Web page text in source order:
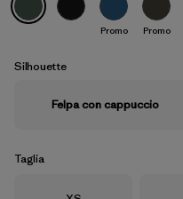
Canopy Green
Promo Promo
Silhouette
Felpa con cappuccio
Taglia